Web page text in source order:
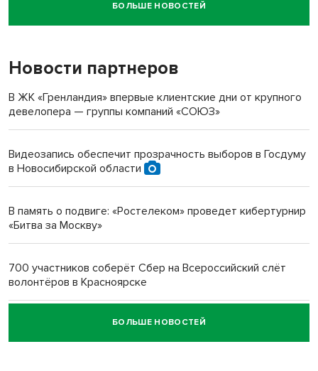
Новосибирский суд наказал водителя за смерть
пенсионерки на вокзале
«Мы живём на пастбище!»: в новосибирском селе лошади
терроризируют жителей
Инвалид получил условный срок за избиение врачей
Новосибирский преподаватель с женой вошли в топ-16
Обновлённое отделение ВТБ открылось в Искитиме
БОЛЬШЕ НОВОСТЕЙ
Новости партнеров
В ЖК «Гренландия» впервые клиентские дни от крупного
девелопера — группы компаний «СОЮЗ»
Видеозапись обеспечит прозрачность выборов в Госдуму
в Новосибирской области
В память о подвиге: «Ростелеком» проведет кибертурнир
«Битва за Москву»
700 участников соберёт Сбер на Всероссийский слёт
волонтёров в Красноярске
Честный выбор: видеонаблюдение обеспечит
объективность результатов ЕДГ в Новосибирской
БОЛЬШЕ НОВОСТЕЙ